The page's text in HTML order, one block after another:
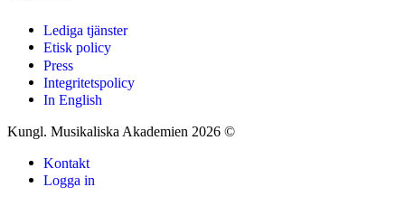
Lediga tjänster
Etisk policy
Press
Integritetspolicy
In English
Kungl. Musikaliska Akademien 2026 ©
Kontakt
Logga in